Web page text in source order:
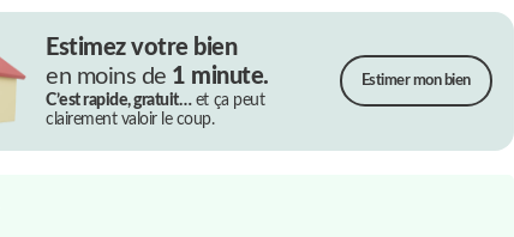
Estimez votre bien
en moins de 1 minute.
C’est rapide, gratuit…et ça peut
clairement valoir le coup.
Estimer mon bien